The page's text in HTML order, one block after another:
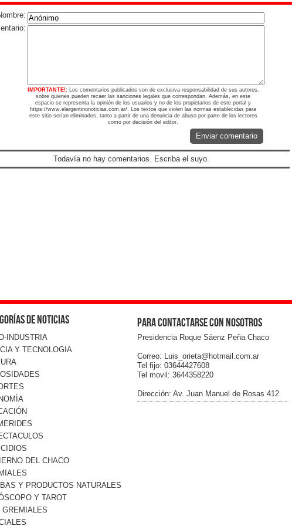
IMPORTANTE!: Los comentarios publicados son de exclusiva responsabilidad de sus autores,
sobre quienes pueden recaer las sanciones legales que correspondan. Además, en este
espacio se representa la opinión de los usuarios y no de los propietarios de este portal y
https://www.elargentinonoticias.com.ar/. Los textos que violen las normas establecidas para
este sitio serían eliminados, tanto a partir de una denuncia de abuso por parte de los lectores
como por decisión del editor.
Enviar comentario
Todavía no hay comentarios. Escriba el suyo.
de noticias
INDUSTRIA
Y TECNOLOGIA
DEL CHACO
Y PRODUCTOS NATURALES
Y TAROT
GREMIALES
Para contactarse con nosotros
Presidencia Roque Sáenz Peña Chaco
Correo: Luis_orieta@hotmail.com.ar
Tel fijo: 03644427608
Tel movil: 3644358220
Dirección: Av. Juan Manuel de Rosas 412